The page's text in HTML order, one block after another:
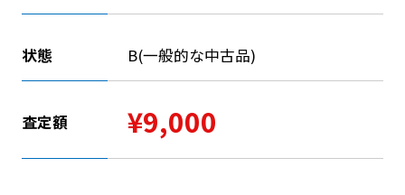
状態 B(一般的な中古品)
査定額 ¥9,000